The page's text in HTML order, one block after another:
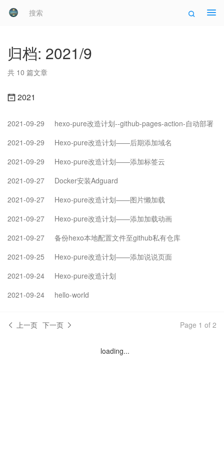
归档: 2021/9
共 10 篇文章
2021
2021-09-29
hexo-pure改造计划--github-pages-action-自动部署
2021-09-29
Hexo-pure改造计划——后期添加域名
2021-09-29
Hexo-pure改造计划——添加标签云
2021-09-27
Docker安装Adguard
2021-09-27
Hexo-pure改造计划——图片懒加载
2021-09-27
Hexo-pure改造计划——添加加载动画
2021-09-27
备份hexo本地配置文件至github私有仓库
2021-09-25
Hexo-pure改造计划——添加说说页面
2021-09-24
Hexo-pure改造计划
2021-09-24
hello-world
上一页 下一页 Page 1 of 2
loading...